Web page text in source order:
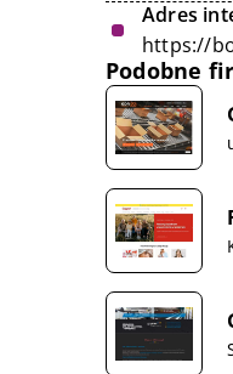
Adres
https://
Podobne